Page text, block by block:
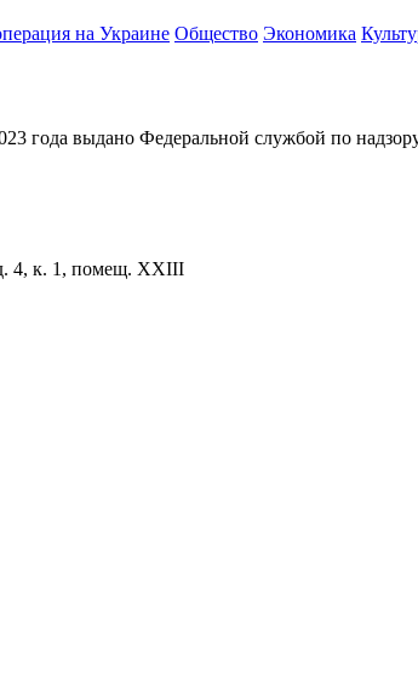
на Украине Общество Экономика
года выдано Федеральной службой по
4, к. 1, помещ. XXIII